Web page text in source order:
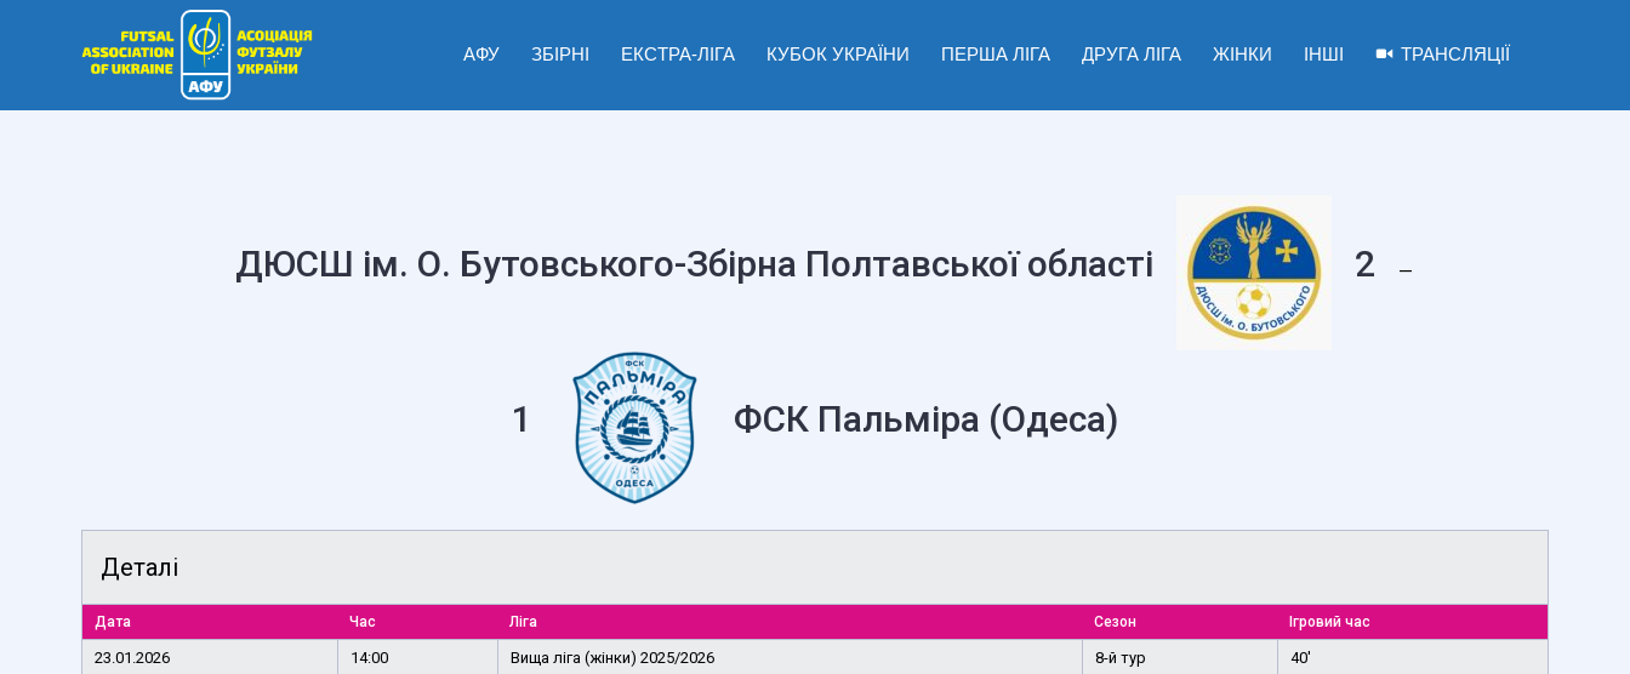
АФУ ЗБІРНІ ЕКСТРА-ЛІГА КУБОК УКРАЇНИ ПЕРША ЛІГА ДРУГА ЛІГА ЖІНКИ ІНШІ ТРАНСЛЯЦІЇ
ДЮСШ ім. О. Бутовського-Збірна Полтавської області 2 —
1 ФСК Пальміра (Одеса)
Деталі
Дата Час Ліга Сезон Ігровий час
23.01.2026 14:00 Вища ліга (жінки) 2025/2026 8-й тур 40'